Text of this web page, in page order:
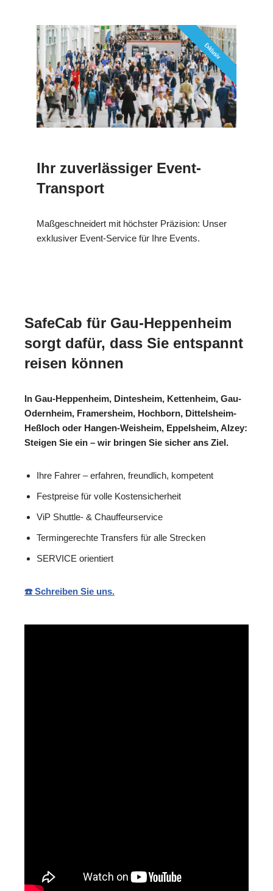
Ihr zuverlässiger Event-
Transport
Maßgeschneidert mit höchster Präzision: Unser
exklusiver Event-Service für Ihre Events.
SafeCab für Gau-Heppenheim
sorgt dafür, dass Sie entspannt
reisen können
In Gau-Heppenheim, Dintesheim, Kettenheim, Gau-
Odernheim, Framersheim, Hochborn, Dittelsheim-
Heßloch oder Hangen-Weisheim, Eppelsheim, Alzey:
Steigen Sie ein – wir bringen Sie sicher ans Ziel.
Ihre Fahrer – erfahren, freundlich, kompetent
Festpreise für volle Kostensicherheit
ViP Shuttle- & Chauffeurservice
Termingerechte Transfers für alle Strecken
SERVICE orientiert
☎️ Schreiben Sie uns.